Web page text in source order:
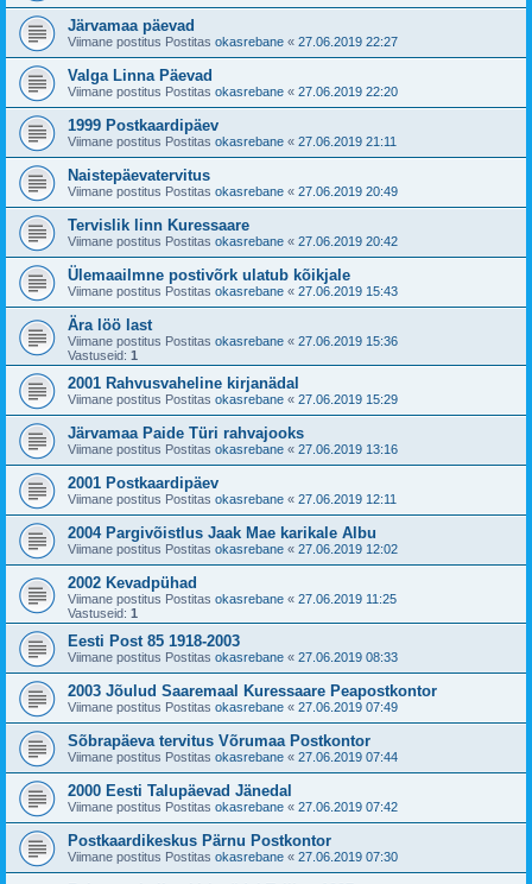
Järvamaa päevad
Viimane postitus Postitas okasrebane « 27.06.2019 22:27
Valga Linna Päevad
Viimane postitus Postitas okasrebane « 27.06.2019 22:20
1999 Postkaardipäev
Viimane postitus Postitas okasrebane « 27.06.2019 21:11
Naistepäevatervitus
Viimane postitus Postitas okasrebane « 27.06.2019 20:49
Tervislik linn Kuressaare
Viimane postitus Postitas okasrebane « 27.06.2019 20:42
Ülemaailmne postivõrk ulatub kõikjale
Viimane postitus Postitas okasrebane « 27.06.2019 15:43
Ära löö last
Viimane postitus Postitas okasrebane « 27.06.2019 15:36
Vastuseid: 1
2001 Rahvusvaheline kirjanädal
Viimane postitus Postitas okasrebane « 27.06.2019 15:29
Järvamaa Paide Türi rahvajooks
Viimane postitus Postitas okasrebane « 27.06.2019 13:16
2001 Postkaardipäev
Viimane postitus Postitas okasrebane « 27.06.2019 12:11
2004 Pargivõistlus Jaak Mae karikale Albu
Viimane postitus Postitas okasrebane « 27.06.2019 12:02
2002 Kevadpühad
Viimane postitus Postitas okasrebane « 27.06.2019 11:25
Vastuseid: 1
Eesti Post 85 1918-2003
Viimane postitus Postitas okasrebane « 27.06.2019 08:33
2003 Jõulud Saaremaal Kuressaare Peapostkontor
Viimane postitus Postitas okasrebane « 27.06.2019 07:49
Sõbrapäeva tervitus Võrumaa Postkontor
Viimane postitus Postitas okasrebane « 27.06.2019 07:44
2000 Eesti Talupäevad Jänedal
Viimane postitus Postitas okasrebane « 27.06.2019 07:42
Postkaardikeskus Pärnu Postkontor
Viimane postitus Postitas okasrebane « 27.06.2019 07:30